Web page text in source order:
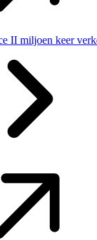
II miljoen keer